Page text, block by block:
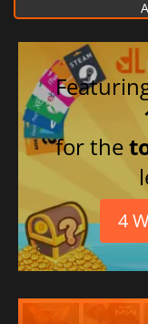
for the
4